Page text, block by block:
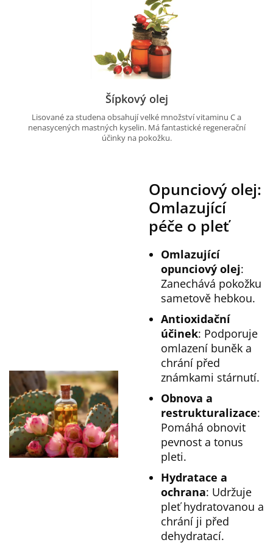
Šípkový olej
Lisované za studena obsahují velké množství vitaminu C a
nenasycených mastných kyselin. Má fantastické regenerační
účinky na pokožku.
Opunciový olej:
Omlazující
péče o pleť
Omlazující
opunciový olej:
Zanechává pokožku
sametově hebkou.
Antioxidační
účinek: Podporuje
omlazení buněk a
chrání před
známkami stárnutí.
Obnova a
restrukturalizace:
Pomáhá obnovit
pevnost a tonus
pleti.
Hydratace a
ochrana: Udržuje
pleť hydratovanou a
chrání ji před
dehydratací.